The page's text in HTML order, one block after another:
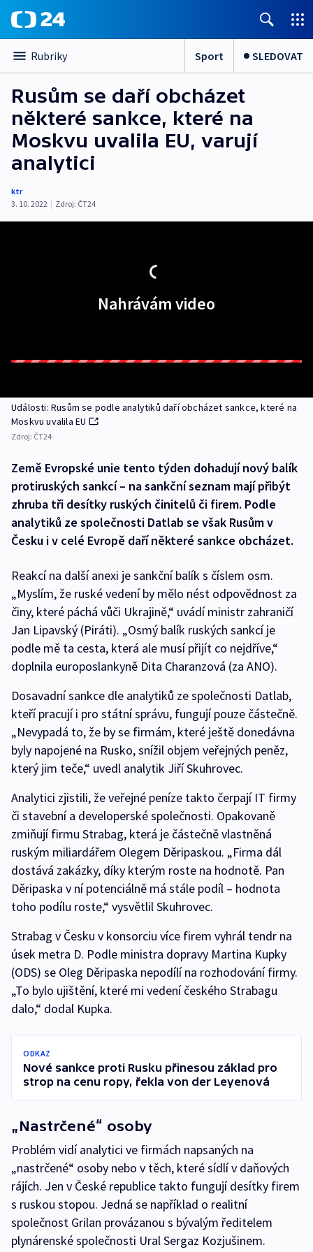
Rubriky Sport SLEDOVAT
Rusům se daří obcházet
některé sankce, které na
Moskvu uvalila EU, varují
analytici
ktr
3. 10. 2022 | Zdroj: ČT24
Nahrávám video
Události: Rusům se podle analytiků daří obcházet sankce, které na
Moskvu uvalila EU
Zdroj: ČT24
Země Evropské unie tento týden dohadují nový balík
protiruských sankcí – na sankční seznam mají přibýt
zhruba tři desítky ruských činitelů či firem. Podle
analytiků ze společnosti Datlab se však Rusům v
Česku i v celé Evropě daří některé sankce obcházet.
Reakcí na další anexi je sankční balík s číslem osm.
„Myslím, že ruské vedení by mělo nést odpovědnost za
činy, které páchá vůči Ukrajině,“ uvádí ministr zahraničí
Jan Lipavský (Piráti). „Osmý balík ruských sankcí je
podle mě ta cesta, která ale musí přijít co nejdříve,“
doplnila europoslankyně Dita Charanzová (za ANO).
Dosavadní sankce dle analytiků ze společnosti Datlab,
kteří pracují i pro státní správu, fungují pouze částečně.
„Nevypadá to, že by se firmám, které ještě donedávna
byly napojené na Rusko, snížil objem veřejných peněz,
který jim teče,“ uvedl analytik Jiří Skuhrovec.
Analytici zjistili, že veřejné peníze takto čerpají IT firmy
či stavební a developerské společnosti. Opakovaně
zmiňují firmu Strabag, která je částečně vlastněná
ruským miliardářem Olegem Děripaskou. „Firma dál
dostává zakázky, díky kterým roste na hodnotě. Pan
Děripaska v ní potenciálně má stále podíl – hodnota
toho podílu roste,“ vysvětlil Skuhrovec.
Strabag v Česku v konsorciu více firem vyhrál tendr na
úsek metra D. Podle ministra dopravy Martina Kupky
(ODS) se Oleg Děripaska nepodílí na rozhodování firmy.
„To bylo ujištění, které mi vedení českého Strabagu
dalo,“ dodal Kupka.
ODKAZ
Nové sankce proti Rusku přinesou základ pro
strop na cenu ropy, řekla von der Leyenová
„Nastrčené“ osoby
Problém vidí analytici ve firmách napsaných na
„nastrčené“ osoby nebo v těch, které sídlí v daňových
rájích. Jen v České republice takto fungují desítky firem
s ruskou stopou. Jedná se například o realitní
společnost Grilan provázanou s bývalým ředitelem
plynárenské společnosti Ural Sergaz Kozjušinem.